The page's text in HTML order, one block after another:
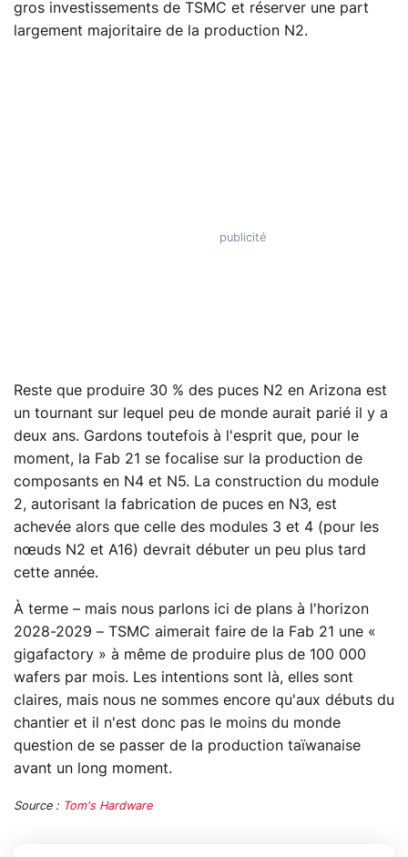
gros investissements de TSMC et réserver une part
largement majoritaire de la production N2.
Reste que produire 30 % des puces N2 en Arizona est
un tournant sur lequel peu de monde aurait parié il y a
deux ans. Gardons toutefois à l'esprit que, pour le
moment, la Fab 21 se focalise sur la production de
composants en N4 et N5. La construction du module
2, autorisant la fabrication de puces en N3, est
achevée alors que celle des modules 3 et 4 (pour les
nœuds N2 et A16) devrait débuter un peu plus tard
cette année.
À terme – mais nous parlons ici de plans à l'horizon
2028-2029 – TSMC aimerait faire de la Fab 21 une «
gigafactory » à même de produire plus de 100 000
wafers par mois. Les intentions sont là, elles sont
claires, mais nous ne sommes encore qu'aux débuts du
chantier et il n'est donc pas le moins du monde
question de se passer de la production taïwanaise
avant un long moment.
Source : Tom's Hardware